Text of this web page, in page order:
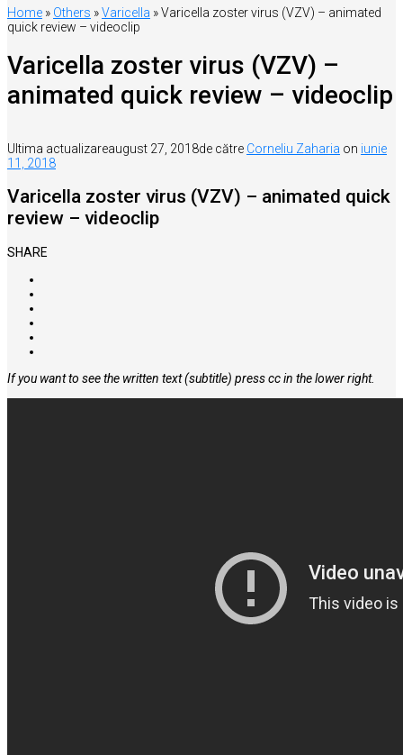
Home » Others »Varicella »Varicella zoster virus (VZV) – animated
quick review – videoclip
Varicella zoster virus (VZV) –
animated quick review – videoclip
Ultima actualizareaugust 27, 2018de către Corneliu Zaharia on iunie
11, 2018
Varicella zoster virus (VZV) – animated quick
review – videoclip
SHARE
If you want to see the written text (subtitle) press cc in the lower right.